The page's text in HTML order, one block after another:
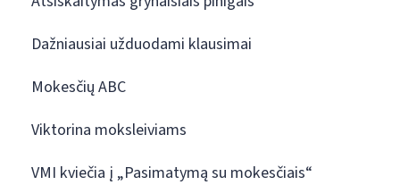
Dažniausiai užduodami klausimai
Mokesčių ABC
Viktorina moksleiviams
VMI kviečia į „Pasimatymą su mokesčiais“